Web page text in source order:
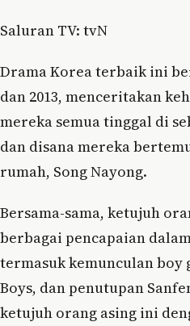
Saluran TV: tvN
Drama Korea terbaik ini
dan 2013, menceritakan
mereka semua tinggal di
dan disana mereka
rumah, Song Nayong.
Bersama-sama, ketujuh
berbagai pencapaian
termasuk kemunculan boy
Boys, dan penutupan
ketujuh orang asing ini